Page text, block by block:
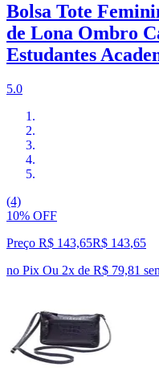
Bolsa Tote
de Lona Ombro
Estudantes
5.0
(4)
10% OFF
Preço R$ 143,65R$ 143,65
no Pix Ou 2x de R$ 79,81